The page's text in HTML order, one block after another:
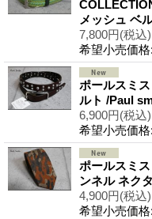
メッシュ ベ
7,800円(税込)
希望小売価格:
ポールスミ
ルト /Paul
6,900円(税込)
希望小売価格:
ポールスミ
ンネル ネク
4,900円(税込)
希望小売価格: